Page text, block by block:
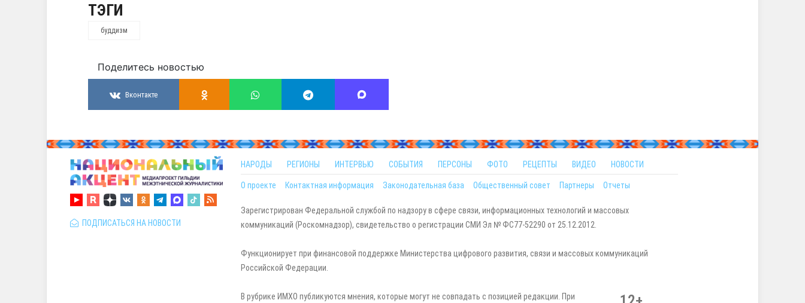
ТЭГИ
буддизм
Поделитесь новостью
Вконтакте
ПОДПИСАТЬСЯ НА НОВОСТИ
НАРОДЫ РЕГИОНЫ ИНТЕРВЬЮ СОБЫТИЯ ПЕРСОНЫ ФОТО РЕЦЕПТЫ ВИДЕО НОВОСТИ
О проекте Контактная информация Законодательная база Общественный совет Партнеры Отчеты
Зарегистрирован Федеральной службой по надзору в сфере связи, информационных технологий и массовых
коммуникаций (Роскомнадзор), свидетельство о регистрации СМИ Эл № ФС77-52290 от 25.12.2012.
Функционирует при финансовой поддержке Министерства цифрового развития, связи и массовых коммуникаций
Российской Федерации.
В рубрике ИМХО публикуются мнения, которые могут не совпадать с позицией редакции. При